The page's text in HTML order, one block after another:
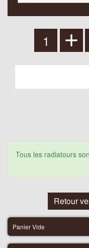
Tous les radiatours
Retour
Panier Vide